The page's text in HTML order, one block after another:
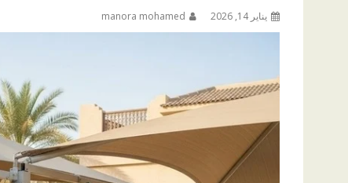
يناير 14, 2026 manora mohamed